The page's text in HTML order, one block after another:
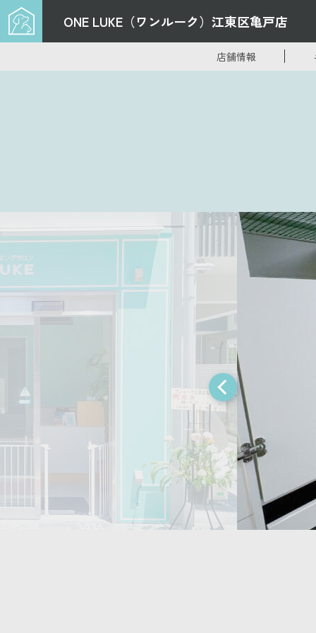
ONE LUKE（ワンルーク） 江東区亀戸店
店舗情報